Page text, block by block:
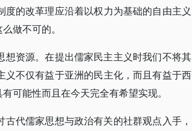
的改革理应沿着以权力为基础的自由主义
做不可的。
资源。在提出儒家民主主义时我们不将其
不仅有益于亚洲的民主化，而且有益于西
可能性而且在今天完全有希望实现。
代儒家思想与政治有关的社群观点入手，